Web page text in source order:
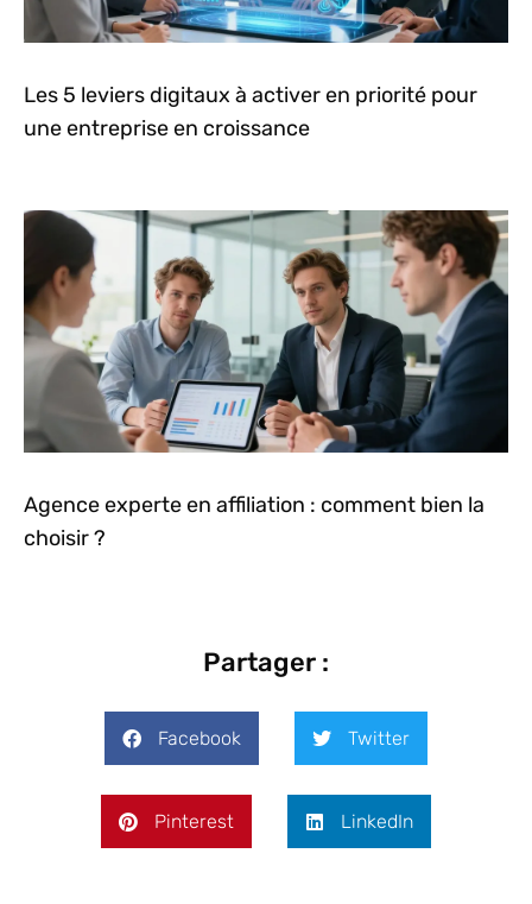
Les 5 leviers digitaux à activer en priorité pour
une entreprise en croissance
Agence experte en affiliation : comment bien la
choisir ?
Partager :
Facebook Twitter
Pinterest LinkedIn